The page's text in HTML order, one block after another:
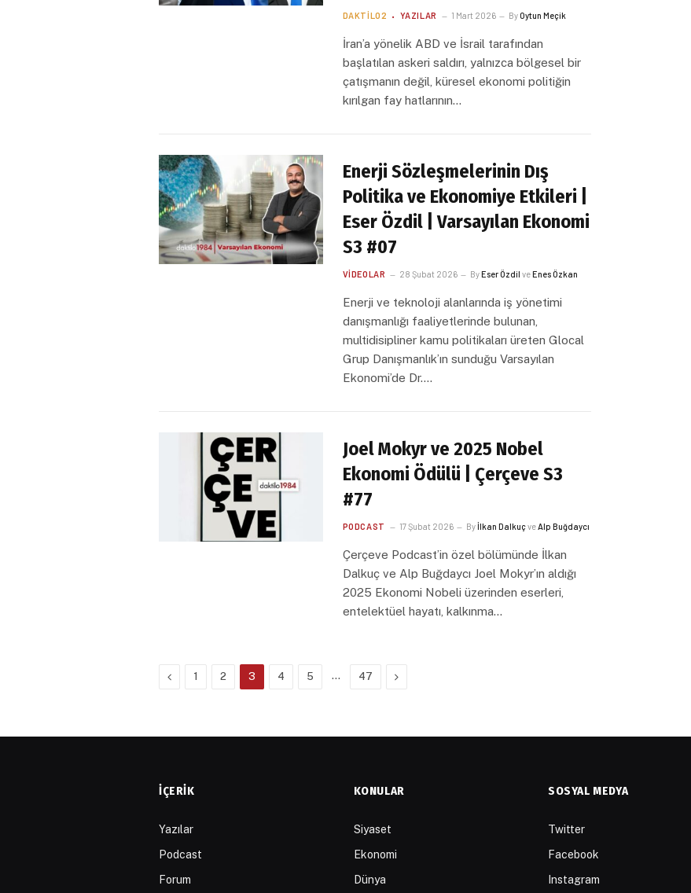
DAKTILO2 YAZILAR 1 Mart 2026 ByOytun Meçik
İran’a yönelik ABD ve İsrail tarafından
başlatılan askeri saldırı, yalnızca bölgesel bir
çatışmanın değil, küresel ekonomi politiğin
kırılgan fay hatlarının…
Enerji Sözleşmelerinin Dış
Politika ve Ekonomiye Etkileri |
Eser Özdil | Varsayılan Ekonomi
S3 #07
VIDEOLAR 28 Şubat 2026 ByEser Özdil veEnes Özkan
Enerji ve teknoloji alanlarında iş yönetimi
danışmanlığı faaliyetlerinde bulunan,
multidisipliner kamu politikaları üreten Glocal
Grup Danışmanlık’ın sunduğu Varsayılan
Ekonomi’de Dr.…
Joel Mokyr ve 2025 Nobel
Ekonomi Ödülü | Çerçeve S3
#77
PODCAST 17 Şubat 2026 Byİlkan DalkuçveAlp Buğdaycı
Çerçeve Podcast’in özel bölümünde İlkan
Dalkuç ve Alp Buğdaycı Joel Mokyr’ın aldığı
2025 Ekonomi Nobeli üzerinden eserleri,
entelektüel hayatı, kalkınma…
Previous
1 2 3 4 5 … 47 Next
İÇERIK
Yazılar
Podcast
Forum
KONULAR
Siyaset
Ekonomi
Dünya
SOSYAL MEDYA
Twitter
Facebook
Instagram